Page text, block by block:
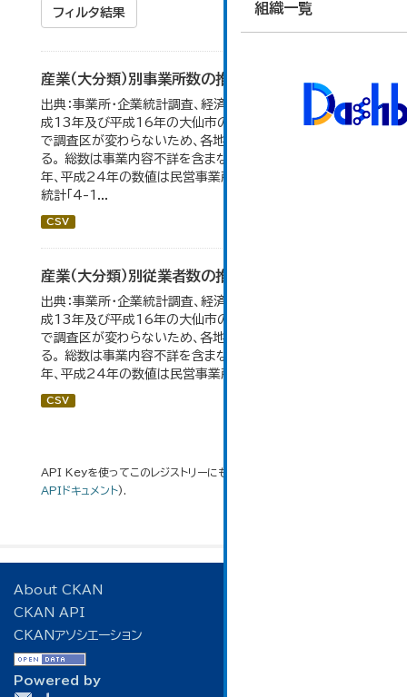
組織一覧
フィルタ結果
産業（大分類）別事業所数の推移
出典：事業所・企業統計調査、経済センサス。 平成11年、平
成13年及び平成16年の大仙市の数値は、合併前、合併後
で調査区が変わらないため、各地域の数値を合算してい
る。 総数は事業内容不詳を含まない。平成11年、平成16
年、平成24年の数値は民営事業所のみの数値。 大仙市の
統計「4-1...
CSV
産業（大分類）別従業者数の推移
出典：事業所・企業統計調査、経済センサス。 平成11年、平
成13年及び平成16年の大仙市の数値は、合併前、合併後
で調査区が変わらないため、各地域の数値を合算してい
る。 総数は事業内容不詳を含まない。平成11年、平成16
年、平成24年の数値は民営事業所のみの数値。...
CSV
API Keyを使ってこのレジストリーにもアクセス可能です
APIドキュメント).
About CKAN
CKAN API
CKANアソシエーション
Powered by